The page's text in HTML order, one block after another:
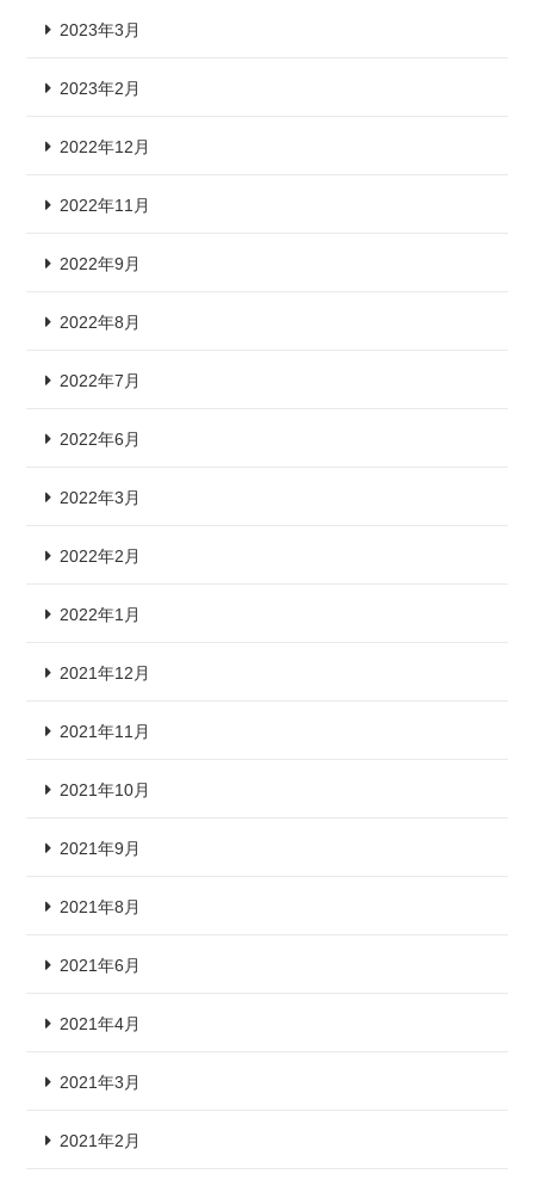
2023年3月
2023年2月
2022年12月
2022年11月
2022年9月
2022年8月
2022年7月
2022年6月
2022年3月
2022年2月
2022年1月
2021年12月
2021年11月
2021年10月
2021年9月
2021年8月
2021年6月
2021年4月
2021年3月
2021年2月